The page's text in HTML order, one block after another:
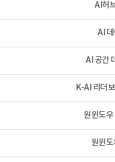
AI허
AI
AI 공간
K-AI 리더
원윈도
원윈